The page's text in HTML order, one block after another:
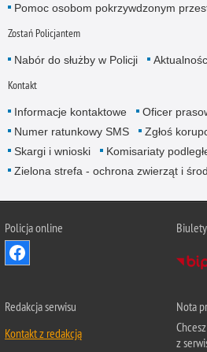
Pomoc osobom pokrzywdzonym
Zostań Policjantem
Nabór do służby w Policji
Kontakt
Informacje kontaktowe
Oficer
Numer ratunkowy SMS
Zgłoś
Skargi i wnioski
Komisariaty
Zielona strefa - ochrona zwierząt i
Policja online
Redakcja serwisu
Kontakt z redakcją
Nota
z